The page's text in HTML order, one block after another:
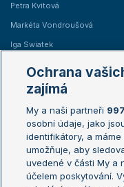
Petra Kvitová
Markéta Vondroušová
Iga Swiatek
Žebříčky
Žebříček ATP (muži)
Žebříček WTA (ženy)
Sázkařský žebříček
Ochrana
zajímá
My a naši partneři 997
osobní údaje, jako
identifikátory, a
umožňuje, aby
uvedené v části My a
účelem poskytování.